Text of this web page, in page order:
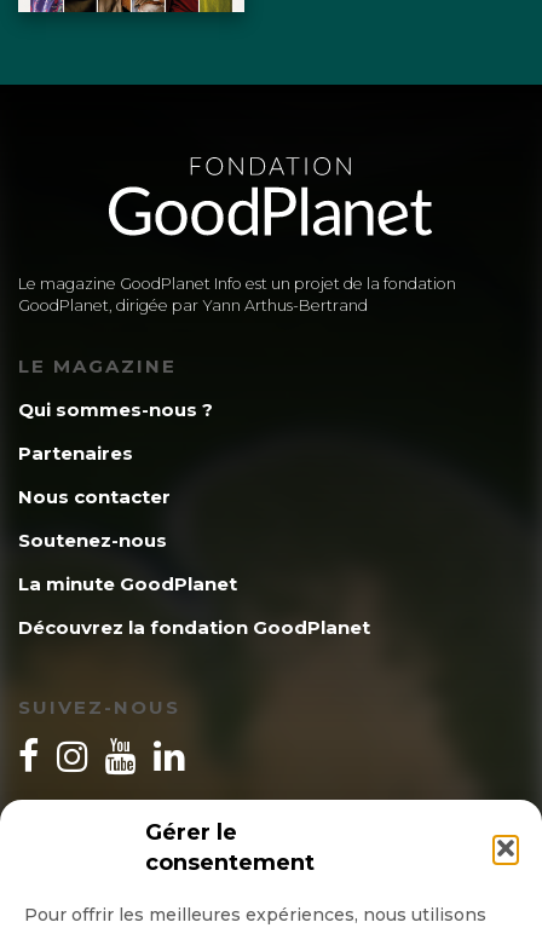
Gérer le
consentement
Pour offrir les meilleures expériences, nous utilisons
Le magazine GoodPlanet Info est un projet de la fondation
GoodPlanet, dirigée par Yann Arthus-Bertrand
LE MAGAZINE
Qui sommes-nous ?
Partenaires
Nous contacter
Soutenez-nous
La minute GoodPlanet
Découvrez la fondation GoodPlanet
SUIVEZ-NOUS
INSCRIPTION NEWSLETTER